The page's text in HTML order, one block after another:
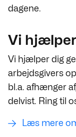
dagene.
Vi
Vi hjælper dig
arbejdsgivers
bl.a. afhænger
delvist. Ring til
Læs mere